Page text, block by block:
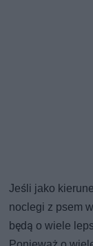
Jeśli jako
noclegi z psem
będą o wiele